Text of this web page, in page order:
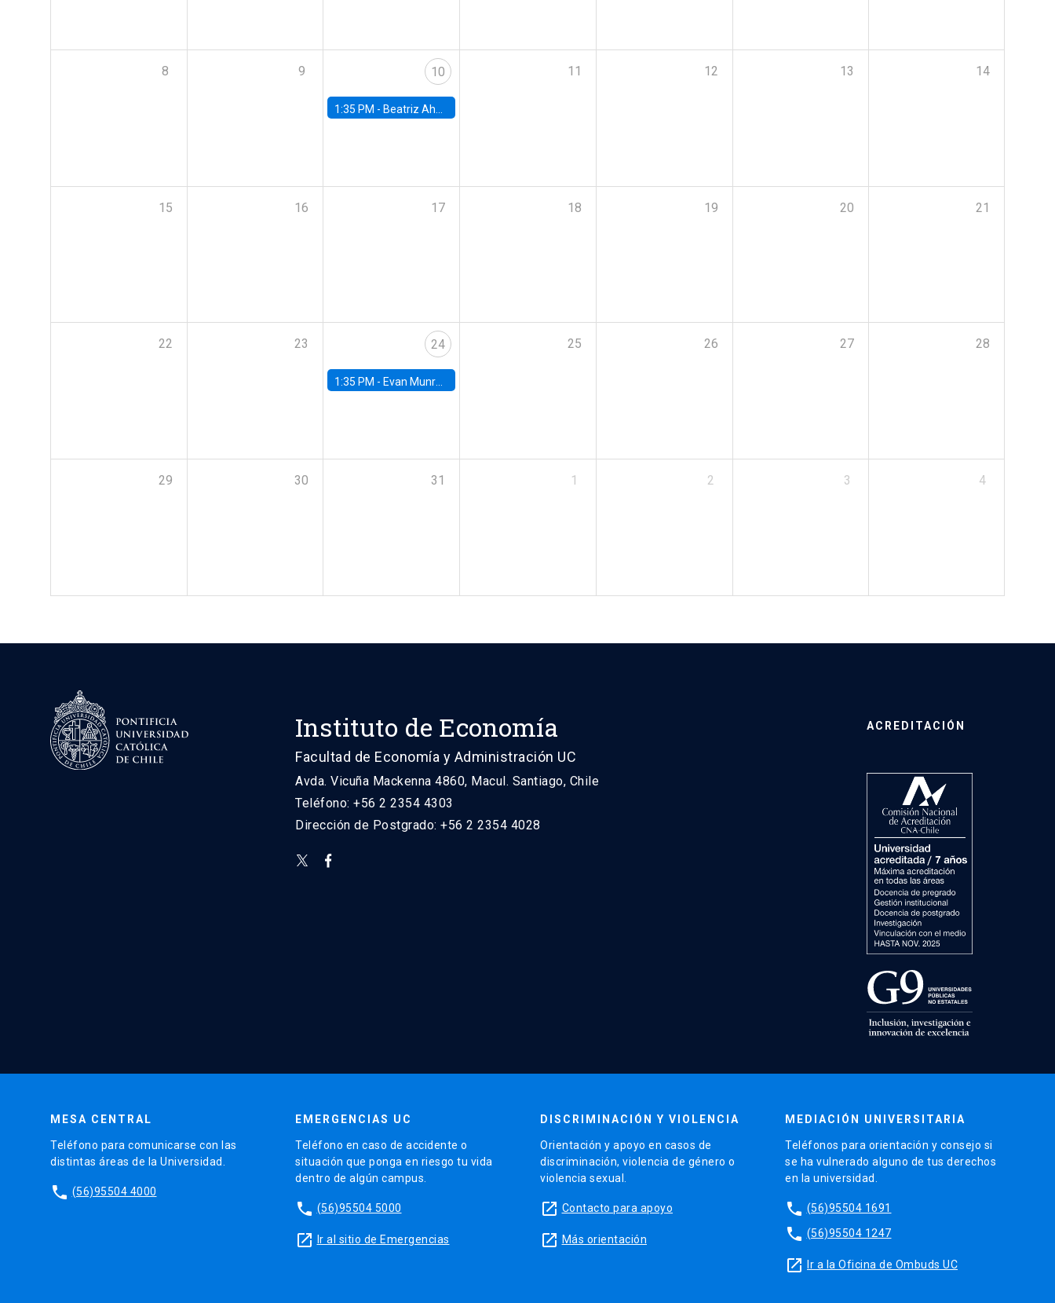
8 9 10
1:35 PM - Beatriz Ahumada, PhD candidate, Universidad de Pittsburgh
11 12 13 14
15 16 17 18 19 20 21
22 23 24
1:35 PM - Evan Munro, Neyman Visiting Assistant Professor in the Department of Statistics at UC Berkeley
25 26 27 28
29 30 31 1 2 3 4
Instituto de Economía
Facultad de Economía y Administración UC
Avda. Vicuña Mackenna 4860, Macul. Santiago, Chile
Teléfono: +56 2 2354 4303
Dirección de Postgrado: +56 2 2354 4028
ACREDITACIÓN
MESA CENTRAL
Teléfono para comunicarse con las
distintas áreas de la Universidad.
phone (56)95504 4000
EMERGENCIAS UC
Teléfono en caso de accidente o
situación que ponga en riesgo tu vida
dentro de algún campus.
phone (56)95504 5000
launch Ir al sitio de Emergencias
DISCRIMINACIÓN Y VIOLENCIA
Orientación y apoyo en casos de
discriminación, violencia de género o
violencia sexual.
launch Contacto para apoyo
launch Más orientación
MEDIACIÓN UNIVERSITARIA
Teléfonos para orientación y consejo si
se ha vulnerado alguno de tus derechos
en la universidad.
phone (56)95504 1691
phone (56)95504 1247
launch Ir a la Oficina de Ombuds UC